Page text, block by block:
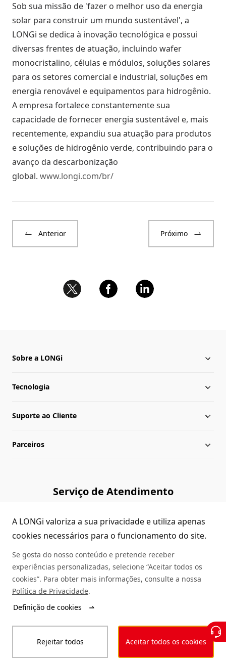
Sob sua missão de 'fazer o melhor uso da energia
solar para construir um mundo sustentável', a
LONGi se dedica à inovação tecnológica e possui
diversas frentes de atuação, incluindo wafer
monocristalino, células e módulos, soluções solares
para os setores comercial e industrial, soluções em
energia renovável e equipamentos para hidrogênio.
A empresa fortalece constantemente sua
capacidade de fornecer energia sustentável e, mais
recentemente, expandiu sua atuação para produtos
e soluções de hidrogênio verde, contribuindo para o
avanço da descarbonização
global. www.longi.com/br/
Anterior Próximo
Sobre a LONGi
Sobre a LONGi
Presença Global
Lideranças
Tecnologia
Notícias da LONGi
Suporte ao Cliente
Central de download
Dúvidas Comuns
Serviço de Consultas
Parceiros
Serviço de Atendimento
Declaração de leis Declaração de privacidade
Compromisso de Integridade Código de conduta
A LONGi valoriza a sua privacidade e utiliza apenas
cookies necessários para o funcionamento do site.
Se gosta do nosso conteúdo e pretende receber
experiências personalizadas, selecione “Aceitar todos os
cookies”. Para obter mais informações, consulte a nossa
Política de Privacidade.
Definição de cookies
Rejeitar todos Aceitar todos os cookies